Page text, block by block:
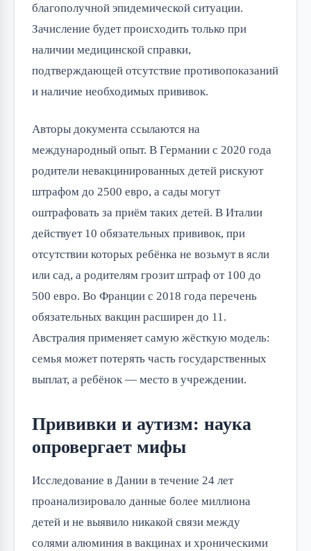
благополучной эпидемической ситуации.
Зачисление будет происходить только при
наличии медицинской справки,
подтверждающей отсутствие противопоказаний
и наличие необходимых прививок.
Авторы документа ссылаются на
международный опыт. В Германии с 2020 года
родители невакцинированных детей рискуют
штрафом до 2500 евро, а сады могут
оштрафовать за приём таких детей. В Италии
действует 10 обязательных прививок, при
отсутствии которых ребёнка не возьмут в ясли
или сад, а родителям грозит штраф от 100 до
500 евро. Во Франции с 2018 года перечень
обязательных вакцин расширен до 11.
Австралия применяет самую жёсткую модель:
семья может потерять часть государственных
выплат, а ребёнок — место в учреждении.
Прививки и аутизм: наука
опровергает мифы
Исследование в Дании в течение 24 лет
проанализировало данные более миллиона
детей и не выявило никакой связи между
солями алюминия в вакцинах и хроническими